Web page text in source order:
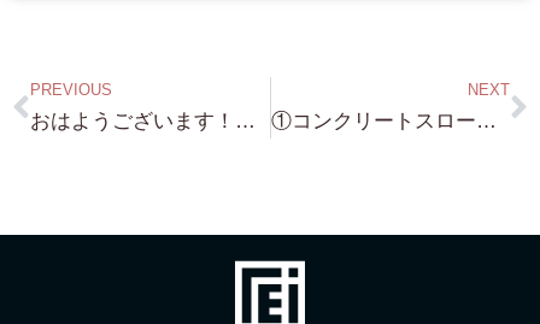
PREVIOUS
おはようございます！今朝は・・68,000万円・南禅寺の戸建て・敷地約128坪・非常に手入れが行き来届いた物件です・庭も絶えず手入れがされていて 即入居可能！完全非公開の水面下案件・CA 必須⇒南禅寺界隈の邸宅・琵琶湖浜付き物件の詳細や情報開示の方法に関しては、弊社の LINE Account を 登録後 LINE より問合せ下さい
NEXT
①コンクリートスロープ付・琵琶湖浜付き土地(更地)・敷地約140坪・建物建築可能（建蔽率60% 容積率200%）・大津市内の市街化区域・整地済みの ”琵琶湖浜付き土地” になります！⇨南禅寺界隈の邸宅・琵琶湖浜付き物件の詳細や情報開示の方法に関しては、弊社の LINE Account を 登録後(LINE ID reirealestate) LINE より問合せ下さい ！・LOT No.145